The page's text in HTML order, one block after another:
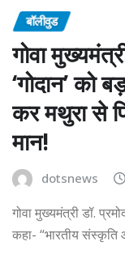
बॉलीवुड
गोवा
‘गोदान’ को
कर मथुरा से
मान!
dotsnews
गोवा मुख्यमंत्री डॉ.
कहा- “भारतीय संस्कृति